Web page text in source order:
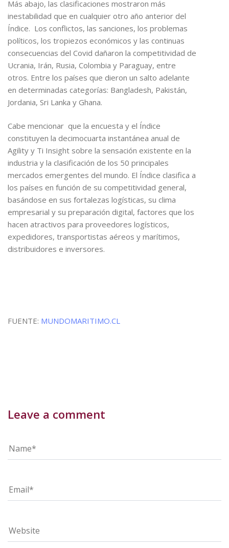
Más abajo, las clasificaciones mostraron más
inestabilidad que en cualquier otro año anterior del
Índice. Los conflictos, las sanciones, los problemas
políticos, los tropiezos económicos y las continuas
consecuencias del Covid dañaron la competitividad de
Ucrania, Irán, Rusia, Colombia y Paraguay, entre
otros. Entre los países que dieron un salto adelante
en determinadas categorías: Bangladesh, Pakistán,
Jordania, Sri Lanka y Ghana.
Cabe mencionar que la encuesta y el Índice
constituyen la decimocuarta instantánea anual de
Agility y Ti Insight sobre la sensación existente en la
industria y la clasificación de los 50 principales
mercados emergentes del mundo. El Índice clasifica a
los países en función de su competitividad general,
basándose en sus fortalezas logísticas, su clima
empresarial y su preparación digital, factores que los
hacen atractivos para proveedores logísticos,
expedidores, transportistas aéreos y marítimos,
distribuidores e inversores.
FUENTE: MUNDOMARITIMO.CL
Leave a comment